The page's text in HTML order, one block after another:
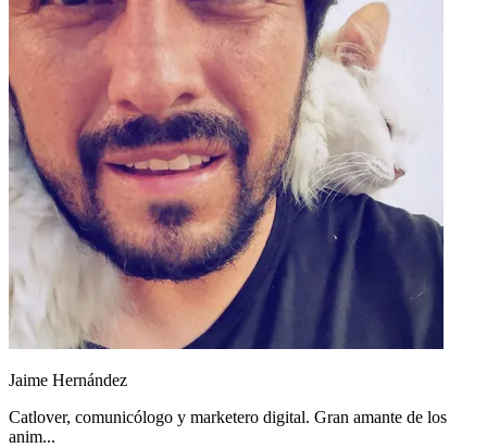
Jaime Hernández
Catlover, comunicólogo y marketero digital. Gran amante de los
anim...